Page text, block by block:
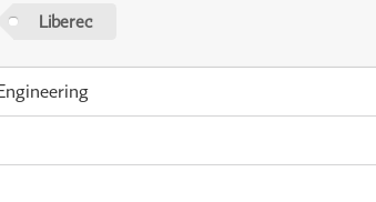
Liberec